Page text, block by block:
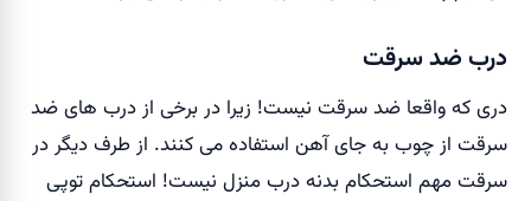
درب ضد سرقت
دری که واقعا ضد سرقت نیست! زیرا در برخی از درب های ضد
سرقت از چوب به جای آهن استفاده می کنند. از طرف دیگر در
سرقت مهم استحکام بدنه درب منزل نیست! استحکام توپی